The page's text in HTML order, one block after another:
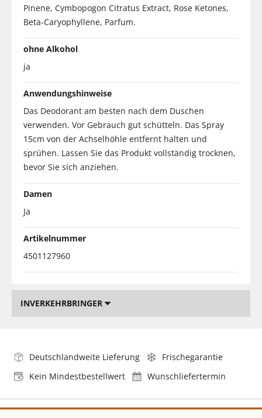
Pinene, Cymbopogon Citratus Extract, Rose Ketones,
Beta-Caryophyllene, Parfum.
ohne Alkohol
ja
Anwendungshinweise
Das Deodorant am besten nach dem Duschen
verwenden. Vor Gebrauch gut schütteln. Das Spray
15cm von der Achselhöhle entfernt halten und
sprühen. Lassen Sie das Produkt vollständig trocknen,
bevor Sie sich anziehen.
Damen
Ja
Artikelnummer
4501127960
INVERKEHRBRINGER
Deutschlandweite Lieferung
Frischegarantie
Kein Mindestbestellwert
Wunschliefertermin